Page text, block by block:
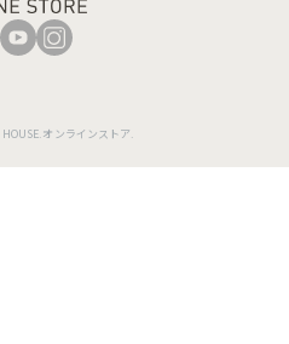
オンラインストア.